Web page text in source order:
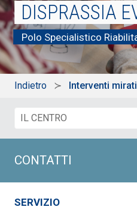
DISPRASSIA
Polo Specialistico
Indietro Interventi
CONTATTI
SERVIZIO